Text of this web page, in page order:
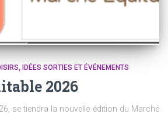
IDÉES SORTIES ET ÉVÉNEMENTS
2026
se tiendra la nouvelle édition du Marché